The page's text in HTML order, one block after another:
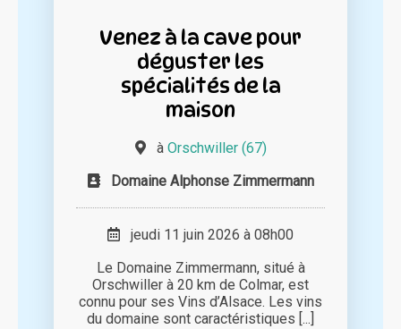
Venez à la cave pour
déguster les
spécialités de la
maison
à Orschwiller (67)
Domaine Alphonse Zimmermann
jeudi 11 juin 2026 à 08h00
Le Domaine Zimmermann, situé à
Orschwiller à 20 km de Colmar, est
connu pour ses Vins d’Alsace. Les vins
du domaine sont caractéristiques [...]